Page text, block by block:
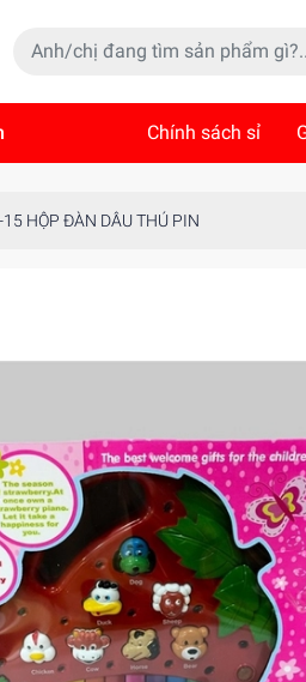
Chính sách sỉ
HỘP ĐÀN DÂU THÚ PIN